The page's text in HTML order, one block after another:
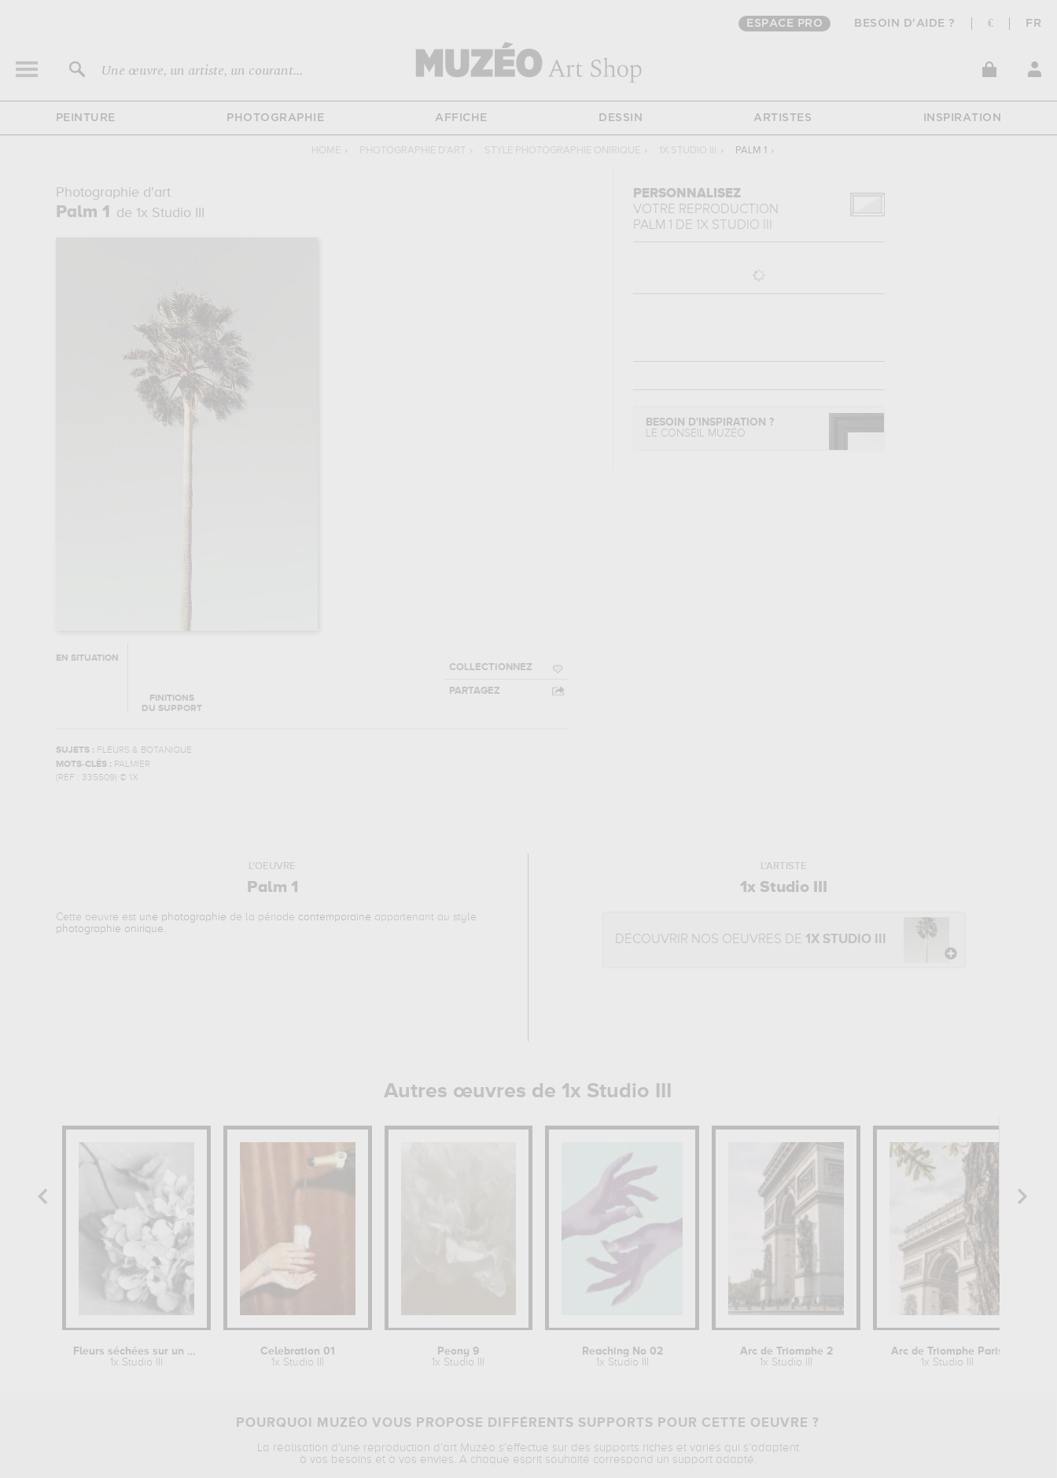
ESPACE PRO BESOIN D'AIDE ? € FR
Une œuvre, un artiste, un courant...
PEINTURE PHOTOGRAPHIE AFFICHE DESSIN ARTISTES INSPIRATION
HOME › PHOTOGRAPHIE D'ART › STYLE PHOTOGRAPHIE ONIRIQUE › 1X STUDIO III › PALM 1 ›
Photographie d'art
Palm 1 de 1x Studio III
EN SITUATION
FINITIONS
DU SUPPORT
COLLECTIONNEZ
PARTAGEZ
SUJETS : FLEURS & BOTANIQUE
MOTS-CLÉS : PALMIER
(REF : 335509) © 1X
PERSONNALISEZ
VOTRE REPRODUCTION
PALM 1 DE 1X STUDIO III
BESOIN D'INSPIRATION ?
LE CONSEIL MUZÉO
L'OEUVRE
Palm 1
Cette oeuvre est une photographie de la période contemporaine appartenant au style
photographie onirique.
L'ARTISTE
1x Studio III
DÉCOUVRIR NOS OEUVRES DE 1X STUDIO III
Autres œuvres de 1x Studio III
Fleurs séchées sur un plateau
1x Studio III
Celebration 01
1x Studio III
Peony 9
1x Studio III
Reaching No 02
1x Studio III
Arc de Triomphe 2
1x Studio III
Arc de Triomphe Paris
1x Studio III
POURQUOI MUZÉO VOUS PROPOSE DIFFÉRENTS SUPPORTS POUR CETTE OEUVRE ?
La réalisation d’une reproduction d’art Muzéo s’effectue sur des supports riches et variés qui s’adaptent
à vos besoins et à vos envies. A chaque esprit souhaité correspond un support adapté.